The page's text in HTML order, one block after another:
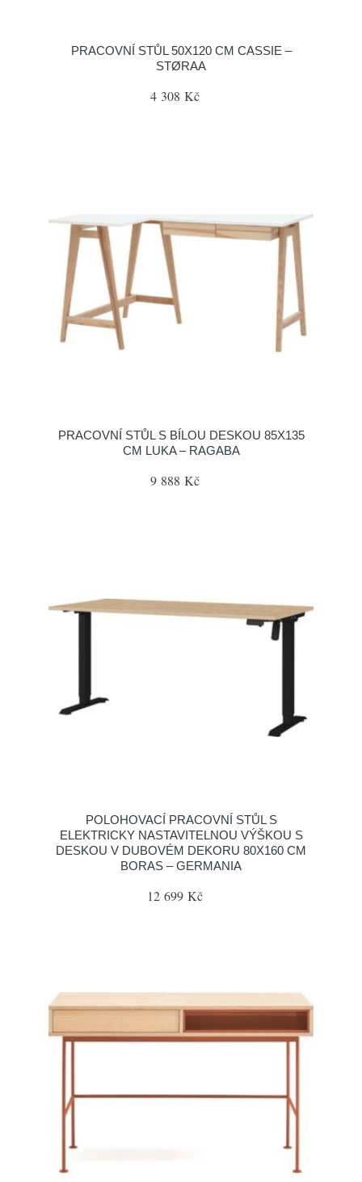
PRACOVNÍ STŮL 50X120 CM CASSIE –
STØRAA
4 308 Kč
PRACOVNÍ STŮL S BÍLOU DESKOU 85X135
CM LUKA – RAGABA
9 888 Kč
POLOHOVACÍ PRACOVNÍ STŮL S
ELEKTRICKY NASTAVITELNOU VÝŠKOU S
DESKOU V DUBOVÉM DEKORU 80X160 CM
BORAS – GERMANIA
12 699 Kč